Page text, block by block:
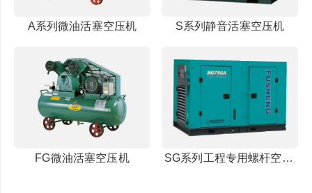
A系列微油活塞空压机 S系列静音活塞空压机
FG微油活塞空压机 SG系列工程专用螺杆空压机